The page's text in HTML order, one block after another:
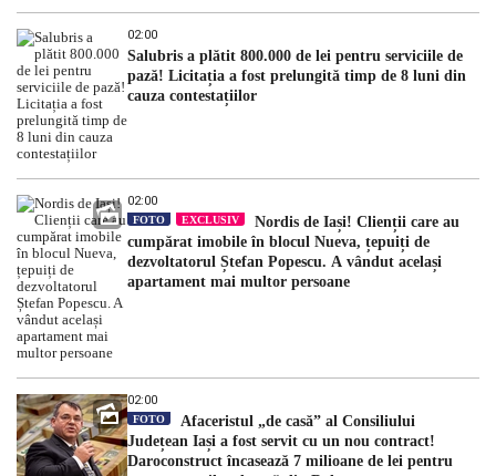
02:00
Salubris a plătit 800.000 de lei pentru serviciile de
pază! Licitația a fost prelungită timp de 8 luni din
cauza contestațiilor
02:00
FOTO EXCLUSIV
Nordis de Iași! Clienții care au
cumpărat imobile în blocul Nueva, țepuiți de
dezvoltatorul Ștefan Popescu. A vândut același
apartament mai multor persoane
02:00
FOTO
Afaceristul „de casă” al Consiliului
Județean Iași a fost servit cu un nou contract!
Daroconstruct încasează 7 milioane de lei pentru